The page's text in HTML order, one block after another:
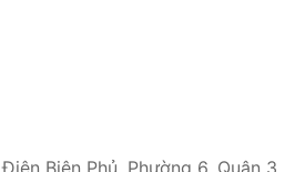
Điện Biên Phủ, Phường 6, Quận 3,